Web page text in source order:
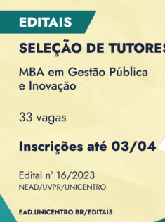
Todos os editais: